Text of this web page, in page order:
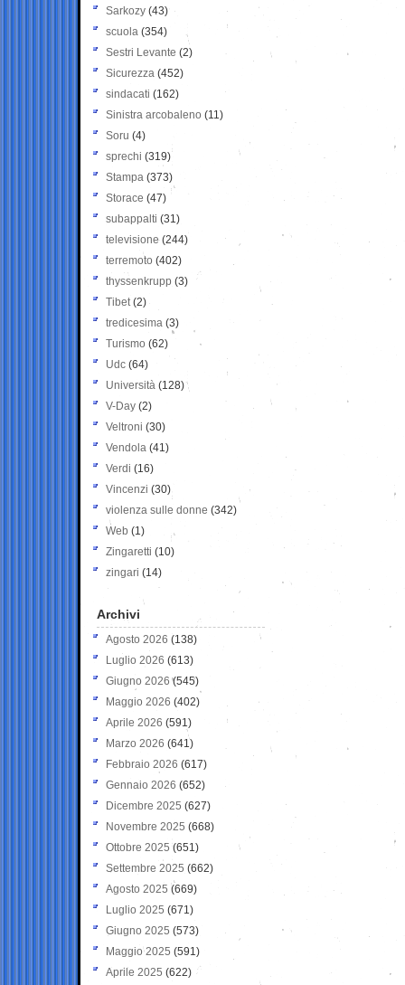
Sarkozy (43)
scuola (354)
Sestri Levante (2)
Sicurezza (452)
sindacati (162)
Sinistra arcobaleno (11)
Soru (4)
sprechi (319)
Stampa (373)
Storace (47)
subappalti (31)
televisione(244)
terremoto (402)
thyssenkrupp (3)
Tibet(2)
tredicesima (3)
Turismo (62)
Udc (64)
Università (128)
V-Day (2)
Veltroni (30)
Vendola (41)
Verdi (16)
Vincenzi (30)
violenza sulle donne (342)
Web (1)
Zingaretti (10)
zingari (14)
Archivi
Agosto 2026 (138)
Luglio 2026 (613)
Giugno 2026 (545)
Maggio 2026 (402)
Aprile 2026 (591)
Marzo 2026 (641)
Febbraio 2026 (617)
Gennaio 2026 (652)
Dicembre 2025 (627)
Novembre 2025 (668)
Ottobre 2025 (651)
Settembre 2025 (662)
Agosto 2025 (669)
Luglio 2025 (671)
Giugno 2025 (573)
Maggio 2025 (591)
Aprile 2025 (622)